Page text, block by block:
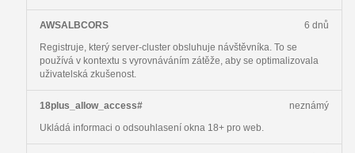
AWSALBCORS
Registruje, který server-cluster obsluhuje návštěvníka. To se
používá v kontextu s vyrovnáváním zátěže, aby se optimalizovala
uživatelská zkušenost.
6 dnů
18plus_allow_access#
Ukládá informaci o odsouhlasení okna 18+ pro web.
neznámý